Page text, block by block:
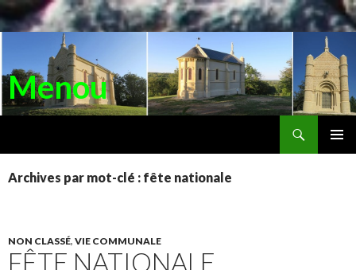
Menou
AU
CONTENU
Archives par mot-clé : fête nationale
NON CLASSÉ, VIE COMMUNALE
FÊTE NATIONALE